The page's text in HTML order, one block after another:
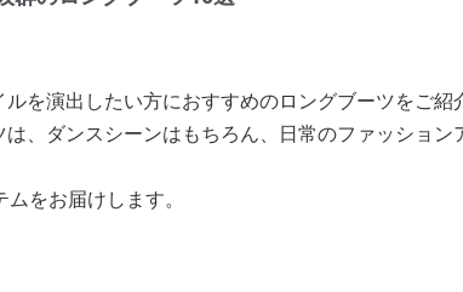
を演出したい方におすすめのロングブーツをご紹
、ダンスシーンはもちろん、日常のファッション
をお届けします。